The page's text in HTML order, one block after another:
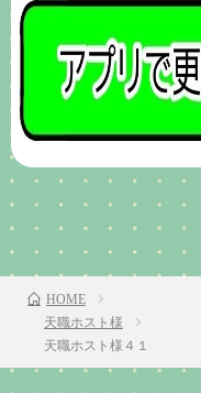
前のお話
HOME
天職ホスト様
天職ホスト様４１